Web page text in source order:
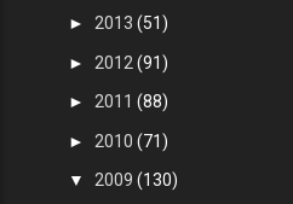
►2013(51)
► 2012(91)
►2011(88)
► 2010(71)
▼2009(130)